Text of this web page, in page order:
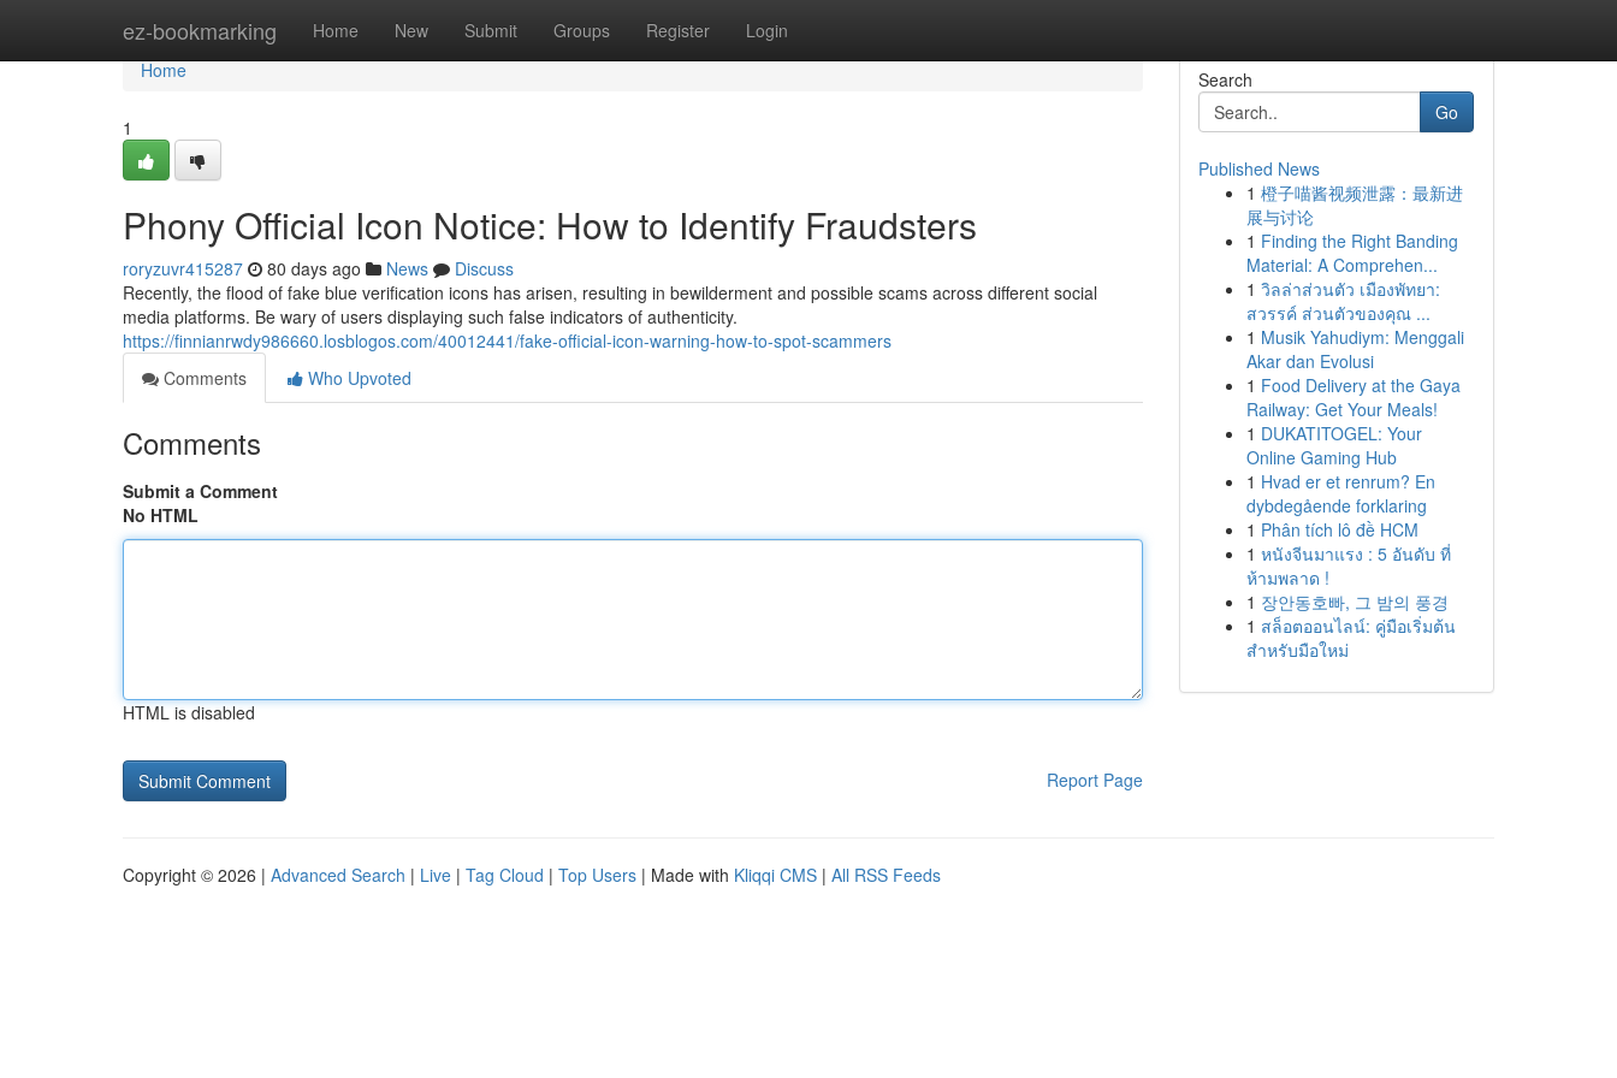
ez-bookmarking Home New Submit Groups Register Login
Home
Home
1
Phony Official Icon Notice: How to Identify Fraudsters
roryzuvr415287 80 days ago News
Discuss
Recently, the flood of fake blue verification icons has arisen, resulting in bewilderment and possible scams across different social
media platforms. Be wary of users displaying such false indicators of authenticity.
https://finnianrwdy986660.losblogos.com/40012441/fake-official-icon-warning-how-to-spot-scammers
Comments
Who Upvoted
Comments
Submit a Comment
No HTML
HTML is disabled
Report Page
Search
Go
Published News
1 橙子喵酱视频泄露：最新进
展与讨论
1 Finding the Right Banding
Material: A Comprehen...
1 วิลล่าส่วนตัว เมืองพัทยา:
สวรรค์ ส่วนตัวของคุณ ...
1 Musik Yahudiym: Menggali
Akar dan Evolusi
1 Food Delivery at the Gaya
Railway: Get Your Meals!
1 DUKATITOGEL: Your
Online Gaming Hub
1 Hvad er et renrum? En
dybdegående forklaring
1 Phân tích lô đề HCM
1 หนังจีนมาแรง : 5 อันดับ ที่
ห้ามพลาด !
1 장안동호빠, 그 밤의 풍경
1 สล็อตออนไลน์: คู่มือเริ่มต้น
สำหรับมือใหม่
Copyright © 2026 | Advanced Search | Live | Tag Cloud | Top Users | Made with Kliqqi CMS | All RSS Feeds